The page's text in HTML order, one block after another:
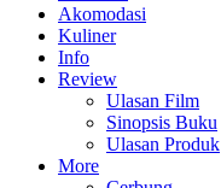
Akomodasi
Kuliner
Info
Review
Ulasan Film
Sinopsis Buku
Ulasan Produk
More